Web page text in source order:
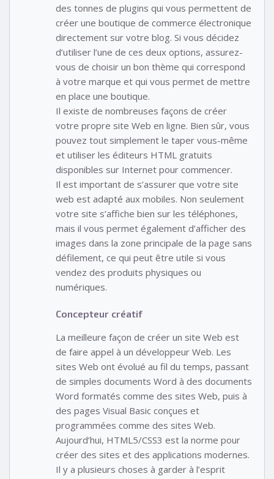
des tonnes de plugins qui vous permettent de
créer une boutique de commerce électronique
directement sur votre blog. Si vous décidez
d’utiliser l’une de ces deux options, assurez-
vous de choisir un bon thème qui correspond
à votre marque et qui vous permet de mettre
en place une boutique.
Il existe de nombreuses façons de créer
votre propre site Web en ligne. Bien sûr, vous
pouvez tout simplement le taper vous-même
et utiliser les éditeurs HTML gratuits
disponibles sur Internet pour commencer.
Il est important de s’assurer que votre site
web est adapté aux mobiles. Non seulement
votre site s’affiche bien sur les téléphones,
mais il vous permet également d’afficher des
images dans la zone principale de la page sans
défilement, ce qui peut être utile si vous
vendez des produits physiques ou
numériques.
Concepteur créatif
La meilleure façon de créer un site Web est
de faire appel à un développeur Web. Les
sites Web ont évolué au fil du temps, passant
de simples documents Word à des documents
Word formatés comme des sites Web, puis à
des pages Visual Basic conçues et
programmées comme des sites Web.
Aujourd’hui, HTML5/CSS3 est la norme pour
créer des sites et des applications modernes.
Il y a plusieurs choses à garder à l’esprit